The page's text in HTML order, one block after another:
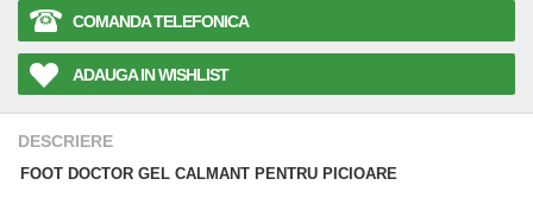
COMANDA TELEFONICA
ADAUGA IN WISHLIST
DESCRIERE
FOOT DOCTOR GEL CALMANT PENTRU PICIOARE